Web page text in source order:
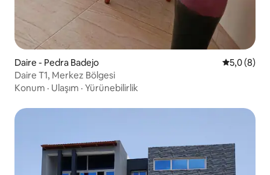
Daire - Pedra Badejo 55,0 (8)
Daire T1, Merkez Bölgesi
Konum · Ulaşım · Yürünebilirlik